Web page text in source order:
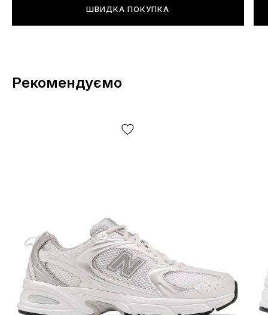
ШВИДКА ПОКУПКА
Рекомендуємо